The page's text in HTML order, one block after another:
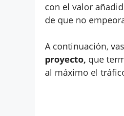
con el valor
de que no
A continuación,
proyecto, que
al máximo el